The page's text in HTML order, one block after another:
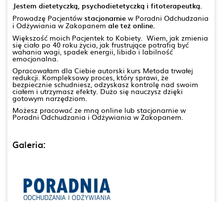
Jestem dietetyczką, psychodietetyczką i fitoterapeutką.
Prowadzę Pacjentów stacjonarnie w Poradni Odchudzania
i Odżywiania w Zakopanem ale też online.
Większość moich Pacjentek to Kobiety. Wiem, jak zmienia
się ciało po 40 roku życia, jak frustrujące potrafią być
wahania wagi, spadek energii, libido i labilność
emocjonalna.
Opracowałam dla Ciebie autorski kurs Metoda trwałej
redukcji. Kompleksowy proces, który sprawi, że
bezpiecznie schudniesz, odzyskasz kontrolę nad swoim
ciałem i utrzymasz efekty. Dużo się nauczysz dzięki
gotowym narzędziom.
Możesz pracować ze mną online lub stacjonarnie w
Poradni Odchudzania i Odżywiania w Zakopanem.
Galeria: